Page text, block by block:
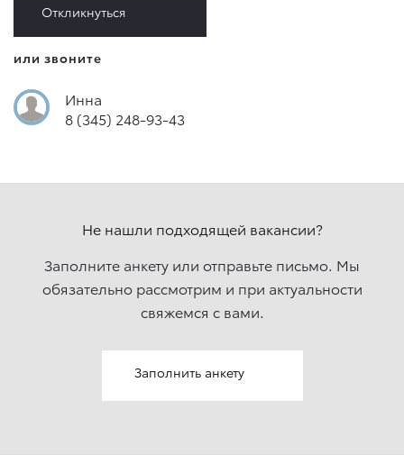
Откликнуться
или звоните
Инна
8 (345) 248-93-43
Не нашли подходящей вакансии?
Заполните анкету или отправьте письмо. Мы
обязательно рассмотрим и при актуальности
свяжемcя с вами.
Заполнить анкету